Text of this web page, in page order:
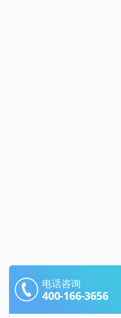
电话咨询
400-166-3656